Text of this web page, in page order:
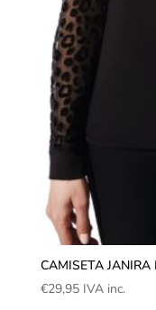
CAMISETA
€29,95 IVA inc.